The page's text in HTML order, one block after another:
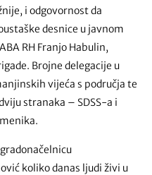
i odgovornost da
desnice u javnom
RH Franjo Habulin,
Brojne delegacije u
vijeća s područja te
stranaka – SDSS-a i
koliko danas ljudi živi u